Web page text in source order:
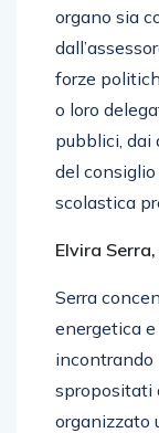
organo sia
forze
o loro
pubblici, dai
del
scolastica
Elvira
Serra
energetica
incontrando
spropositati
organizzato